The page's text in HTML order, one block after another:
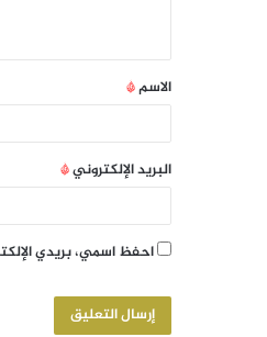
الاسم*
البريد الإلكتروني*
احفظ اسمي، بريدي